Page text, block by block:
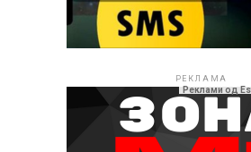
РЕКЛАМА
Реклами од